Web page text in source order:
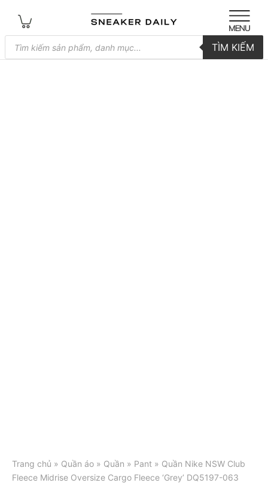
Tìm
kiếm
sản
TÌM KIẾM
Trang chủ » Quần áo » Quần » Pant » Quần Nike NSW Club
Fleece Midrise Oversize Cargo Fleece ‘Grey’ DQ5197-063